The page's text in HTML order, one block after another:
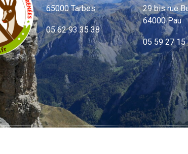
65000 Tarbes
05 62 93 35 38
29 bis rue
64000 Pau
05 59 27 15